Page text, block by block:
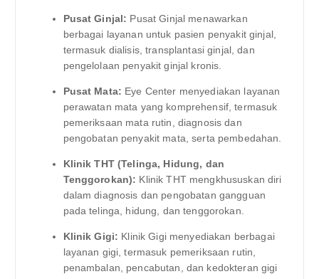
Pusat Ginjal: Pusat Ginjal menawarkan
berbagai layanan untuk pasien penyakit ginjal,
termasuk dialisis, transplantasi ginjal, dan
pengelolaan penyakit ginjal kronis.
Pusat Mata: Eye Center menyediakan layanan
perawatan mata yang komprehensif, termasuk
pemeriksaan mata rutin, diagnosis dan
pengobatan penyakit mata, serta pembedahan.
Klinik THT (Telinga, Hidung, dan
Tenggorokan): Klinik THT mengkhususkan diri
dalam diagnosis dan pengobatan gangguan
pada telinga, hidung, dan tenggorokan.
Klinik Gigi: Klinik Gigi menyediakan berbagai
layanan gigi, termasuk pemeriksaan rutin,
penambalan, pencabutan, dan kedokteran gigi